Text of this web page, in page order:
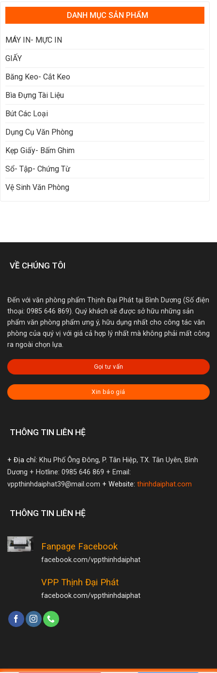
DANH MỤC SẢN PHẨM
MÁY IN- MỰC IN
GIẤY
Băng Keo- Cắt Keo
Bìa Đựng Tài Liệu
Bút Các Loại
Dụng Cụ Văn Phòng
Kẹp Giấy- Bấm Ghim
Sổ- Tập- Chứng Từ
Vệ Sinh Văn Phòng
VỀ CHÚNG TÔI
Đến với văn phòng phẩm Thịnh Đại Phát tại Bình Dương (Số điện
thoại: 0985 646 869). Quý khách sẽ được sở hữu những sản
phẩm văn phòng phẩm ưng ý, hữu dụng nhất cho công tác văn
phòng của quý vị với giá cả hợp lý nhất mà không phải mất công
ra ngoài chọn lựa.
Gọi tư vấn
Xin báo giá
THÔNG TIN LIÊN HỆ
+ Địa chỉ: Khu Phố Ông Đông, P. Tân Hiệp, TX. Tân Uyên, Bình
Dương + Hotline: 0985 646 869 + Email:
vppthinhdaiphat39@mail.com + Website: thinhdaiphat.com
THÔNG TIN LIÊN HỆ
Fanpage Facebook
facebook.com/vppthinhdaiphat
VPP Thịnh Đại Phát
facebook.com/vppthinhdaiphat